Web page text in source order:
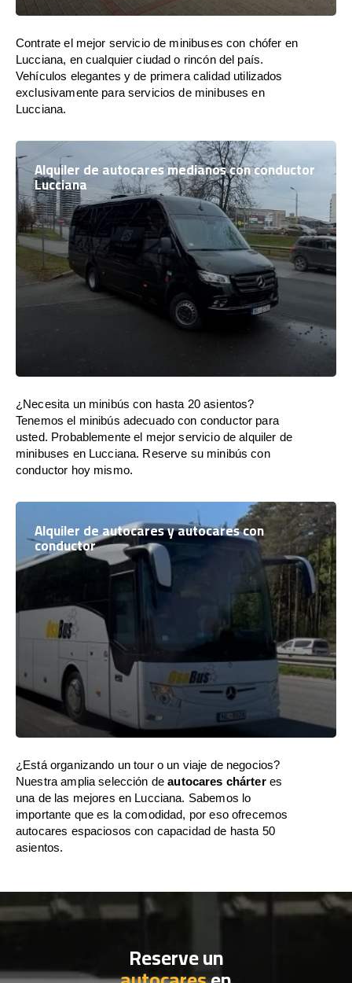
Contrate el mejor servicio de minibuses con chófer en
Lucciana, en cualquier ciudad o rincón del país.
Vehículos elegantes y de primera calidad utilizados
exclusivamente para servicios de minibuses en
Lucciana.
Alquiler de autocares medianos con conductor
Lucciana
¿Necesita un minibús con hasta 20 asientos?
Tenemos el minibús adecuado con conductor para
usted. Probablemente el mejor servicio de alquiler de
minibuses en Lucciana. Reserve su minibús con
conductor hoy mismo.
Alquiler de autocares y autocares con
conductor
¿Está organizando un tour o un viaje de negocios?
Nuestra amplia selección deautocares chárteres
una de las mejores en Lucciana. Sabemos lo
importante que es la comodidad, por eso ofrecemos
autocares espaciosos con capacidad de hasta 50
asientos.
Reserve un